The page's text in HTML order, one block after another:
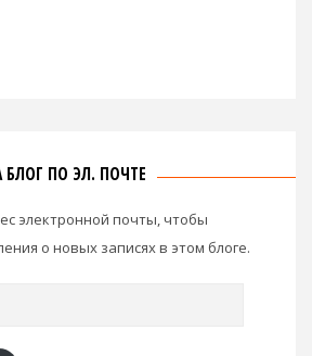
ПО ЭЛ. ПОЧТЕ
электронной почты, чтобы
о новых записях в этом блоге.